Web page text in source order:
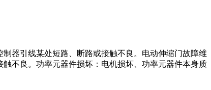
器引线某处短路、断路或接触不良。电动伸缩门故障维
不良。功率元器件损坏：电机损坏、功率元器件本身质